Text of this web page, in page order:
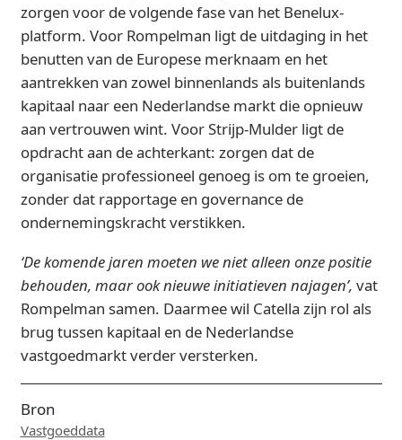
zorgen voor de volgende fase van het Benelux-
platform. Voor Rompelman ligt de uitdaging in het
benutten van de Europese merknaam en het
aantrekken van zowel binnenlands als buitenlands
kapitaal naar een Nederlandse markt die opnieuw
aan vertrouwen wint. Voor Strijp-Mulder ligt de
opdracht aan de achterkant: zorgen dat de
organisatie professioneel genoeg is om te groeien,
zonder dat rapportage en governance de
ondernemingskracht verstikken.
‘De komende jaren moeten we niet alleen onze positie
behouden, maar ook nieuwe initiatieven najagen’, vat
Rompelman samen. Daarmee wil Catella zijn rol als
brug tussen kapitaal en de Nederlandse
vastgoedmarkt verder versterken.
Bron
Vastgoeddata